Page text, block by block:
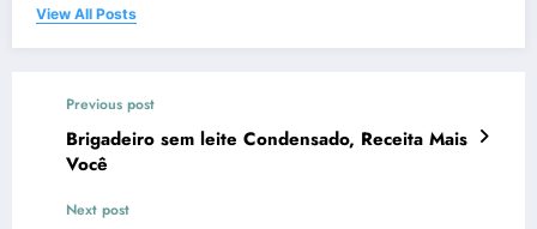
View All Posts
Previous post
Brigadeiro sem leite Condensado, Receita Mais
Você
Next post